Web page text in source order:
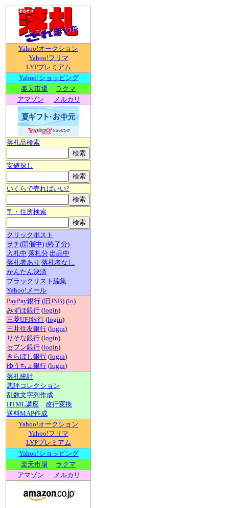
Yahoo!オークション
Yahoo!フリマ
LYPプレミアム
Yahoo!ショッピング
楽天市場
ラクマ
アマゾン
メルカリ
落札品検索
安値探し
いくらで売ればいい?
〒・住所検索
クリックポスト
ヲチ(開催中) (終了分)
入札中 落札分 出品中
落札者あり 落札者なし
かんたん決済
ブラックリスト編集
Yahoo!メール
PayPay銀行 (旧JNB) (lo)
みずほ銀行 (login)
三菱UFJ銀行 (login)
三井住友銀行 (login)
りそな銀行 (login)
セブン銀行 (login)
きらぼし銀行 (login)
ゆうちょ銀行 (login)
落札統計
悪評コレクション
乱数文字列作成
HTML講座
改行変換
送料MAP作成
Yahoo!オークション
Yahoo!フリマ
LYPプレミアム
Yahoo!ショッピング
楽天市場
ラクマ
アマゾン
メルカリ